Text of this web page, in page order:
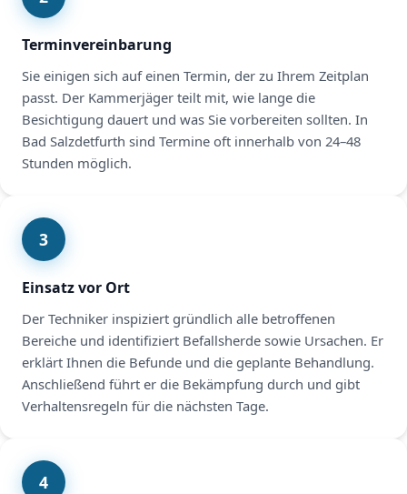
Terminvereinbarung
Sie einigen sich auf einen Termin, der zu Ihrem Zeitplan
passt. Der Kammerjäger teilt mit, wie lange die
Besichtigung dauert und was Sie vorbereiten sollten. In
Bad Salzdetfurth sind Termine oft innerhalb von 24–48
Stunden möglich.
3
Einsatz vor Ort
Der Techniker inspiziert gründlich alle betroffenen
Bereiche und identifiziert Befallsherde sowie Ursachen. Er
erklärt Ihnen die Befunde und die geplante Behandlung.
Anschließend führt er die Bekämpfung durch und gibt
Verhaltensregeln für die nächsten Tage.
4